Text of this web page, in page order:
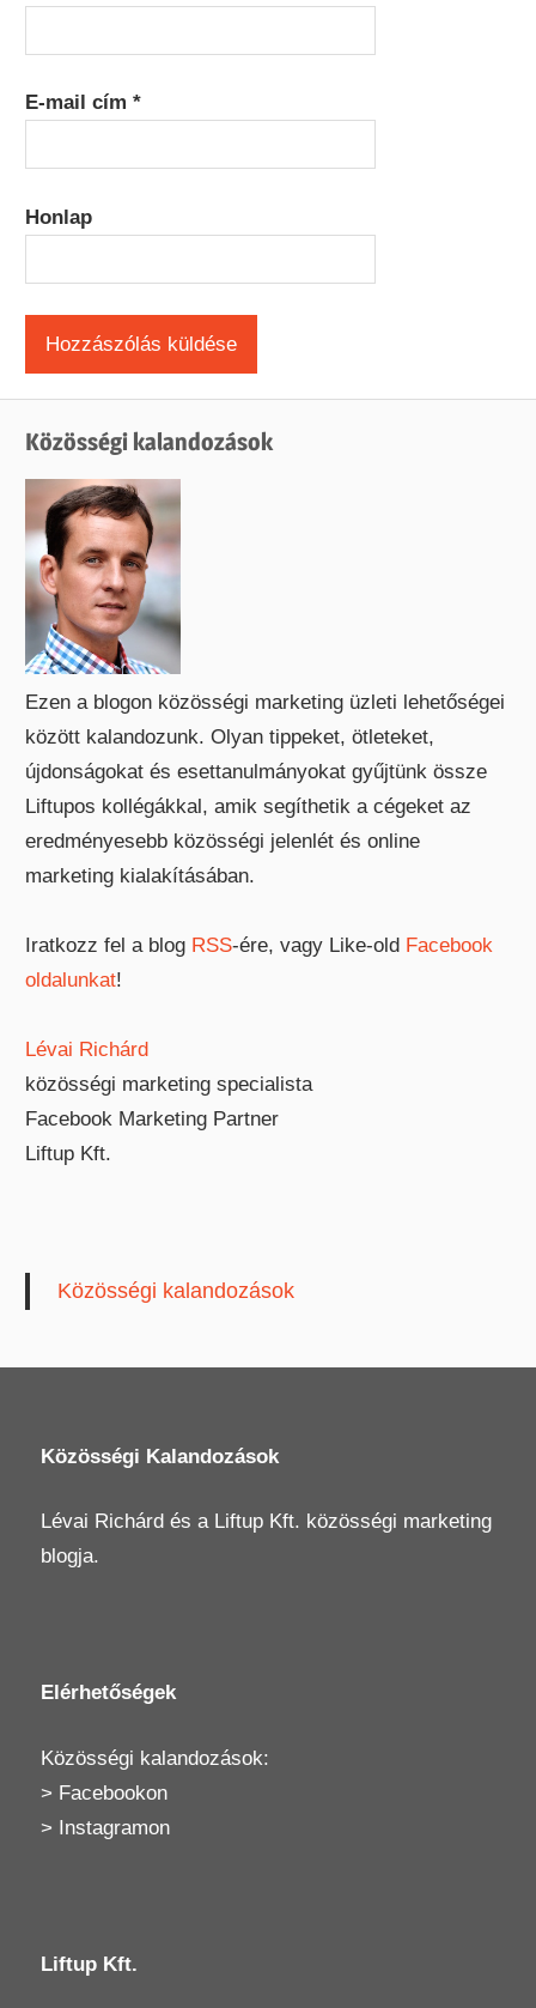
E-mail cím*
Honlap
Közösségi kalandozások
Ezen a blogon közösségi marketing üzleti lehetőségei
között kalandozunk. Olyan tippeket, ötleteket,
újdonságokat és esettanulmányokat gyűjtünk össze
Liftupos kollégákkal, amik segíthetik a cégeket az
eredményesebb közösségi jelenlét és online
marketing kialakításában.
Iratkozz fel a blog RSS-ére, vagy Like-old Facebook
oldalunkat!
Lévai Richárd
közösségi marketing specialista
Facebook Marketing Partner
Liftup Kft.
Közösségi kalandozások
Közösségi Kalandozások
Lévai Richárd és a Liftup Kft. közösségi marketing
blogja.
Elérhetőségek
Közösségi kalandozások:
> Facebookon
> Instagramon
Liftup Kft.